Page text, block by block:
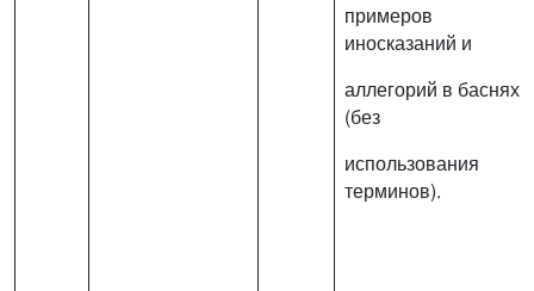
примеров
иносказаний и
аллегорий в баснях
(без
использования
терминов).